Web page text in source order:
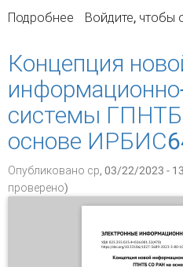
Подробнее о Библиотека и
Войдите, чтобы
Концепция
системы
основе
Опубликовано ср, 03/22/2023 -
проверено)